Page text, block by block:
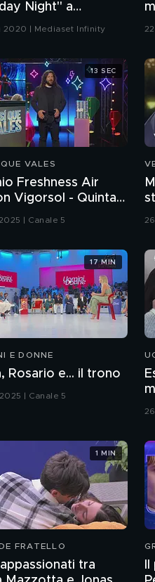
Night" a
Show 1989
2020 | Mediaset Infinity
VALES
Freshness Air
Vigorsol - Quinta
| Canale 5
13 SEC
E DONNE
Rosario e... il trono
| Canale 5
17 MIN
FRATELLO
tra
1 MIN